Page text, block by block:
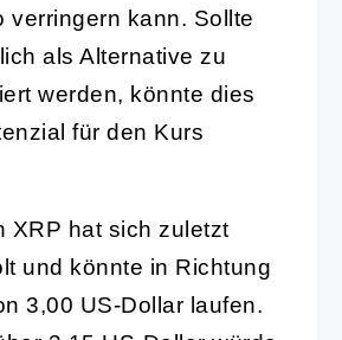
verringern kann. Sollte
als Alternative zu
werden, könnte dies
für den Kurs
XRP hat sich zuletzt
und könnte in Richtung
3,00 US-Dollar laufen.